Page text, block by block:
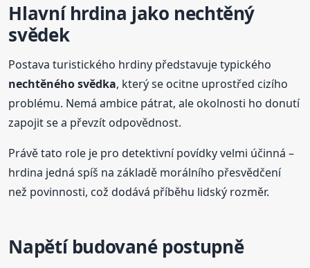
Hlavní hrdina jako nechtěný
svědek
Postava turistického hrdiny představuje typického
nechtěného svědka, který se ocitne uprostřed cizího
problému. Nemá ambice pátrat, ale okolnosti ho donutí
zapojit se a převzít odpovědnost.
Právě tato role je pro detektivní povídky velmi účinná –
hrdina jedná spíš na základě morálního přesvědčení
než povinnosti, což dodává příběhu lidský rozměr.
Napětí budované postupně